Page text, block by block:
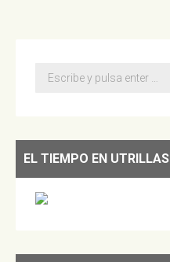
Buscar:
EL TIEMPO EN UTRILLAS